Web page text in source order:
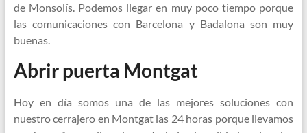
de Monsolís. Podemos llegar en muy poco tiempo porque
las comunicaciones con Barcelona y Badalona son muy
buenas.
Abrir puerta Montgat
Hoy en día somos una de las mejores soluciones con
nuestro cerrajero en Montgat las 24 horas porque llevamos